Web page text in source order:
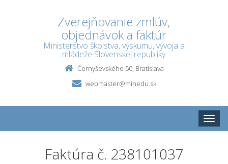
Zverejňovanie zmlúv,
objednávok a faktúr
Ministerstvo školstva, výskumu, vývoja a
mládeže Slovenskej republiky
Černyševského 50, Bratislava
webmaster@minedu.sk
Toggle
Faktúra č. 238101037